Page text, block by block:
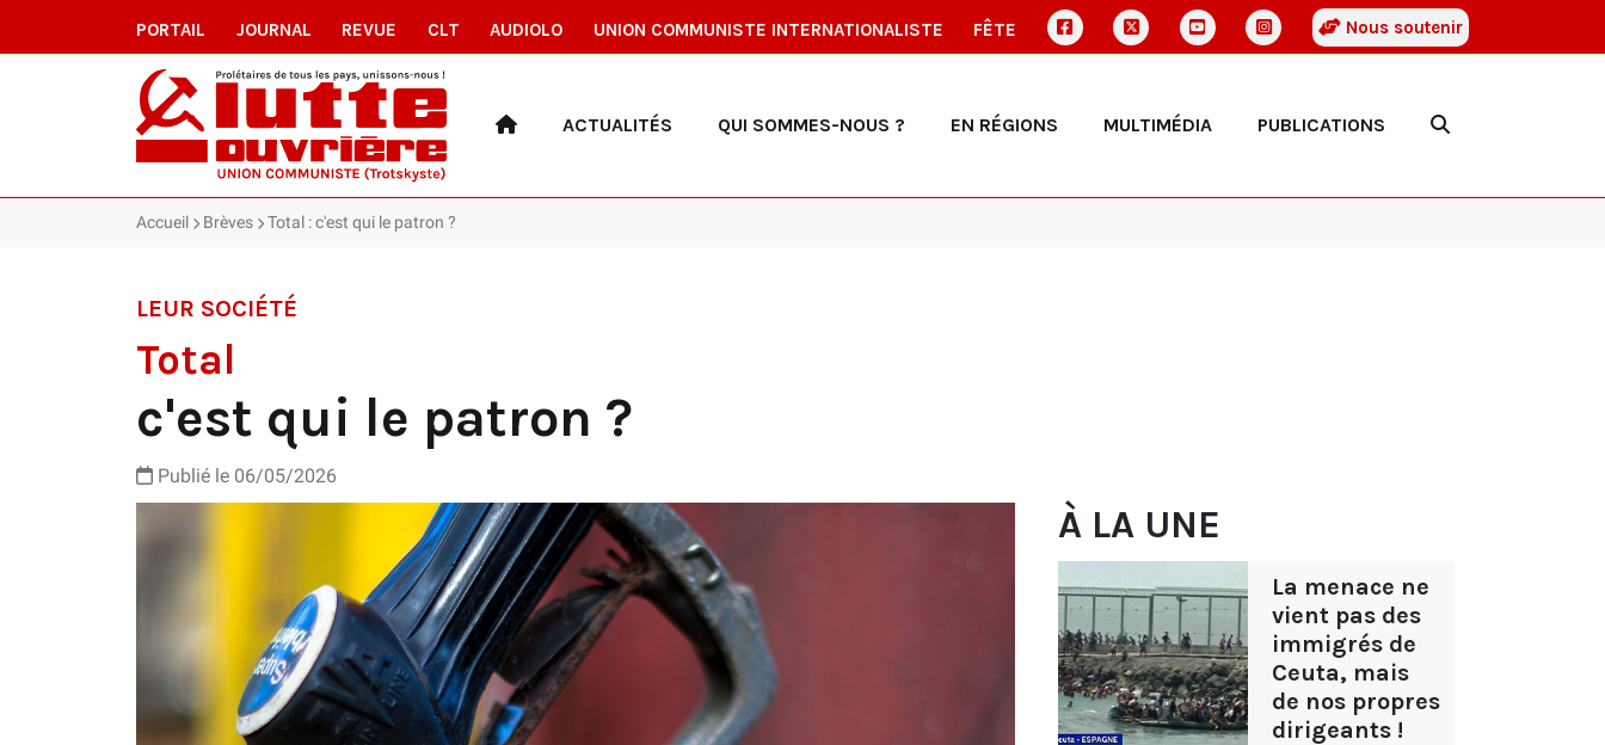
PORTAIL JOURNAL REVUE CLT AUDIOLO UNION COMMUNISTE INTERNATIONALISTE FÊTE Nous soutenir
ACTUALITÉS QUI SOMMES-NOUS ? EN RÉGIONS MULTIMÉDIA PUBLICATIONS
Accueil Brèves Total : c'est qui le patron ?
LEUR SOCIÉTÉ
Total
c'est qui le patron ?
Publié le 06/05/2026
À LA UNE
La menace ne
vient pas des
immigrés de
Ceuta, mais
de nos propres
dirigeants !